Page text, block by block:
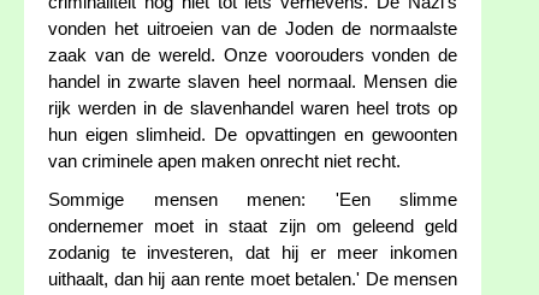
vonden het uitroeien van de Joden de normaalste
zaak van de wereld. Onze voorouders vonden de
handel in zwarte slaven heel normaal. Mensen die
rijk werden in de slavenhandel waren heel trots op
hun eigen slimheid. De opvattingen en gewoonten
van criminele apen maken onrecht niet recht.
Sommige mensen menen: 'Een slimme
ondernemer moet in staat zijn om geleend geld
zodanig te investeren, dat hij er meer inkomen
uithaalt, dan hij aan rente moet betalen.' De mensen